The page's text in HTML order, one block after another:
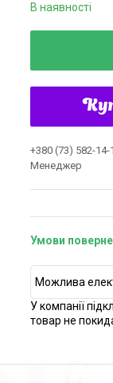
В наявності
+380 (73) 582-14-
Менеджер
У компанії
товар не